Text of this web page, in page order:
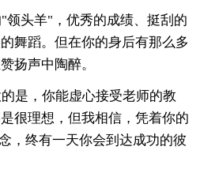
领头羊"，优秀的成绩、挺刮的
舞蹈。但在你的身后有那么多
扬声中陶醉。
是，你能虚心接受老师的教
很理想，但我相信，凭着你的
，终有一天你会到达成功的彼